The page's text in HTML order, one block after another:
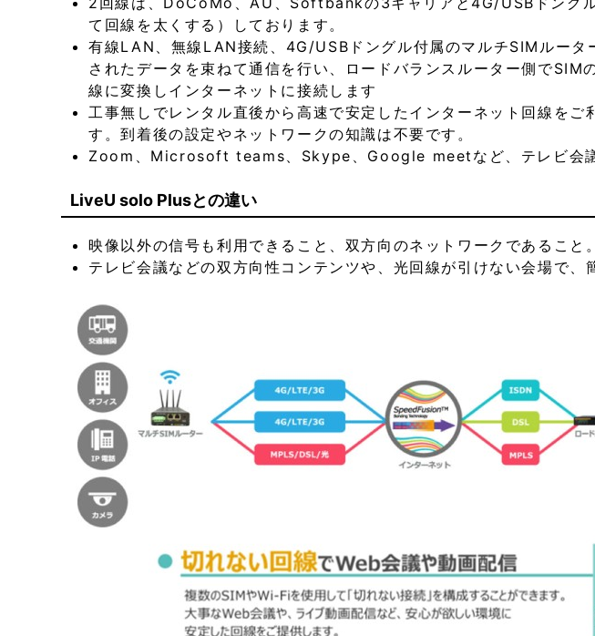
て回線を太くする）しております。
有線LAN、無線LAN接続、4G/USBドングル付属のマルチSIMルー
されたデータを束ねて通信を行い、ロードバランスルーター側で
線に変換しインターネットに接続します
工事無しでレンタル直後から高速で安定したインターネット回線を
す。到着後の設定やネットワークの知識は不要です。
Zoom、Microsoft teams、Skype、Google meetなど、テレビ会議
LiveU solo Plusとの違い
映像以外の信号も利用できること、双方向のネットワークであること。
テレビ会議などの双方向性コンテンツや、光回線が引けない会場で